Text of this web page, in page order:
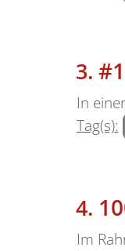
In
Tag(s):
Im